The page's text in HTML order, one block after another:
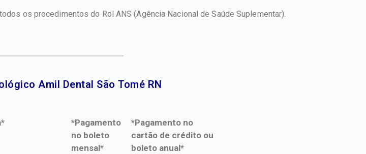
os procedimentos do Rol ANS(Agência Nacional de Saúde Suplementar).
Amil Dental São Tomé RN​
*Pagamento
no boleto
mensal*
*Pagamento no
cartão de crédito ou
boleto anual*